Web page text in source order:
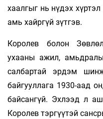
хаалгыг нь нүдэх
амь хайргүй зүтгэв.
Королев болон
ухааны ажил,
салбартай эрдэм
байгууллага 1930-аад
байсангүй. Эхлээд л
Королев тэргүүтэй